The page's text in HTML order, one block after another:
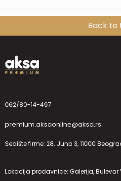
Back to
062/80-14-497
premium.aksaonline@aksa.rs
Sedište firme: 28. Juna 3, 11000
Lokacija prodavnice: Galerija, Bulevar